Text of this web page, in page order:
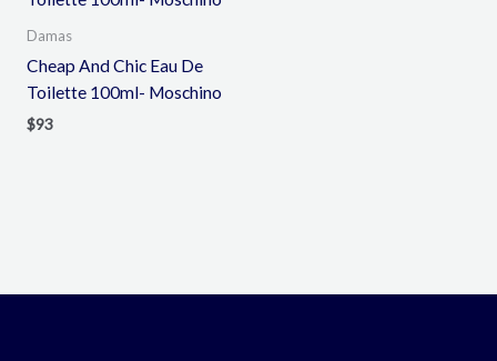
Damas
Cheap And Chic Eau De
Toilette 100ml- Moschino
$93